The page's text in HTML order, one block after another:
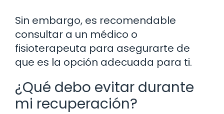
Sin embargo, es recomendable
consultar a un médico o
fisioterapeuta para asegurarte de
que es la opción adecuada para ti.
¿Qué debo evitar durante
mi recuperación?